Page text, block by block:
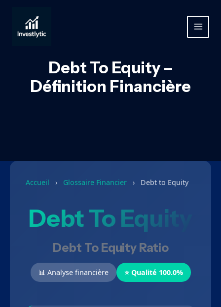
contenu
MAIN
Debt To Equity –
Définition Financière
Accueil › Glossaire Financier › Debt to Equity
Debt To Equity
Debt To Equity Ratio
📊 Analyse financière ⭐ Qualité 100.0%